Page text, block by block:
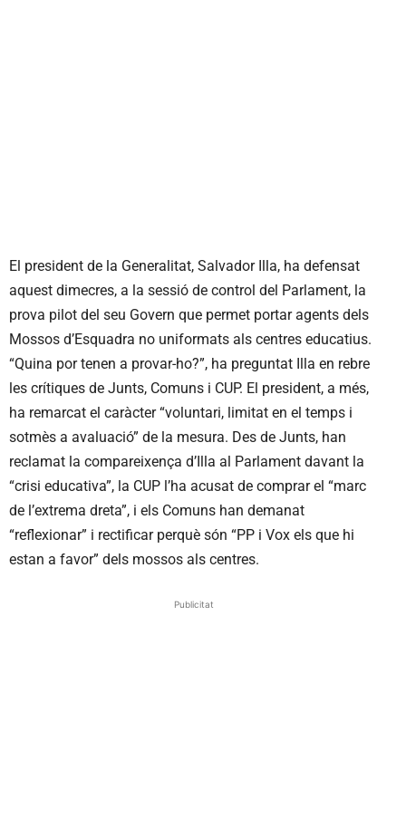
El president de la Generalitat, Salvador Illa, ha defensat
aquest dimecres, a la sessió de control del Parlament, la
prova pilot del seu Govern que permet portar agents dels
Mossos d’Esquadra no uniformats als centres educatius.
“Quina por tenen a provar-ho?”, ha preguntat Illa en rebre
les crítiques de Junts, Comuns i CUP. El president, a més,
ha remarcat el caràcter “voluntari, limitat en el temps i
sotmès a avaluació” de la mesura. Des de Junts, han
reclamat la compareixença d’Illa al Parlament davant la
“crisi educativa”, la CUP l’ha acusat de comprar el “marc
de l’extrema dreta”, i els Comuns han demanat
“reflexionar” i rectificar perquè són “PP i Vox els que hi
estan a favor” dels mossos als centres.
Publicitat